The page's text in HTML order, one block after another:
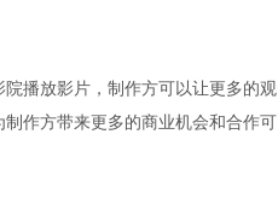
播放影片，制作方可以让更多的观
作方带来更多的商业机会和合作可